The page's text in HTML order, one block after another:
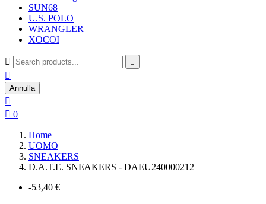
SUN68
U.S. POLO
WRANGLER
XOCOI
 

Annulla

 0
Home
UOMO
SNEAKERS
D.A.T.E. SNEAKERS - DAEU240000212
-53,40 €